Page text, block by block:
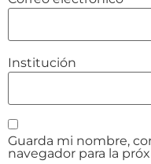
Institución
Guarda mi nombre,
navegador para la